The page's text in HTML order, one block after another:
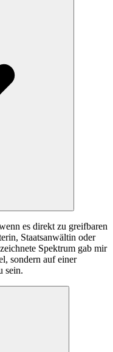
es direkt zu greifbaren
Staatsanwältin oder
Spektrum gab mir
sondern auf einer
sein.